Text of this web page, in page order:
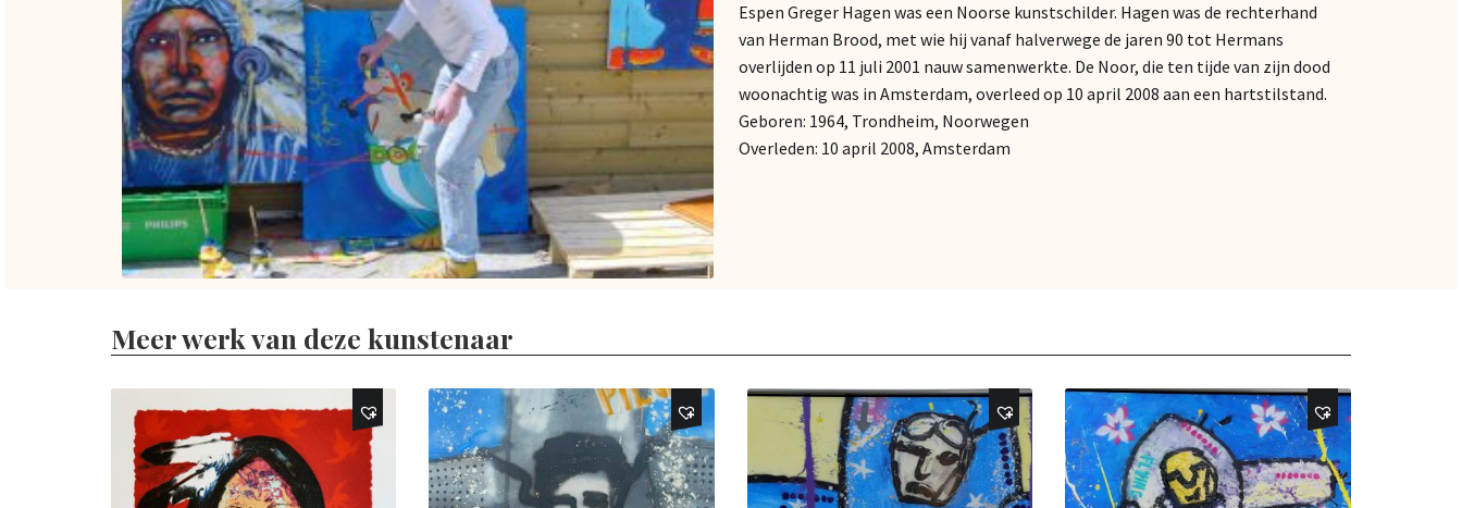
Espen Greger Hagen was een Noorse kunstschilder. Hagen was de rechterhand
van Herman Brood, met wie hij vanaf halverwege de jaren 90 tot Hermans
overlijden op 11 juli 2001 nauw samenwerkte. De Noor, die ten tijde van zijn dood
woonachtig was in Amsterdam, overleed op 10 april 2008 aan een hartstilstand.
Geboren: 1964, Trondheim, Noorwegen
Overleden: 10 april 2008, Amsterdam
Meer werk van deze kunstenaar